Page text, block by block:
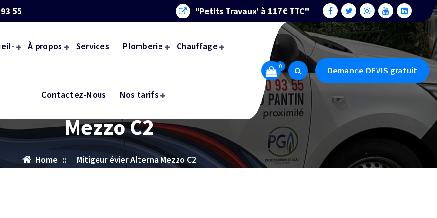
55 "Petits Travaux' à 117€ TTC"
À propos Services Plomberie Chauffage
Contactez-Nous Nos tarifs
0 Demande DEVIS gratuit
Mitigeur évier Alterna
Mezzo C2
Home :: Mitigeur évier Alterna Mezzo C2